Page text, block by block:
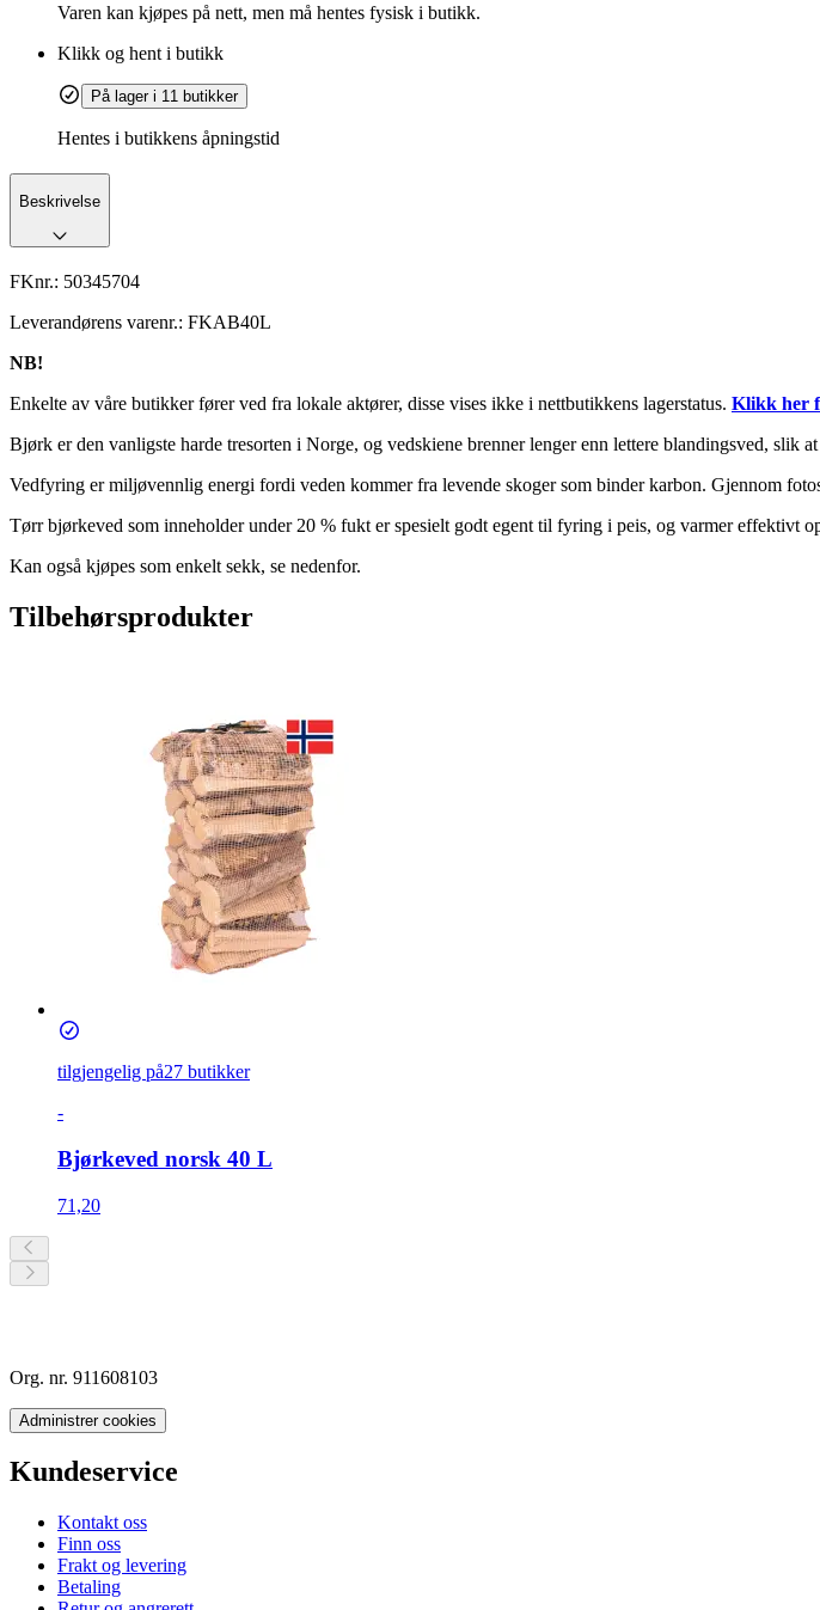
Varen kan kjøpes på nett, men må hentes fysisk i butikk.
Klikk og hent i butikk
På lager i 11 butikker
Hentes i butikkens åpningstid
Beskrivelse
FKnr.: 50345704
Leverandørens varenr.: FKAB40L
NB!
Enkelte av våre butikker fører ved fra lokale aktører, disse vises ikke i nettbutikkens lagerstatus. Klikk her
Bjørk er den vanligste harde tresorten i Norge, og vedskiene brenner lenger enn lettere blandingsved, slik
Vedfyring er miljøvennlig energi fordi veden kommer fra levende skoger som binder karbon. Gjennom
Tørr bjørkeved som inneholder under 20 % fukt er spesielt godt egent til fyring i peis, og varmer effektivt
Kan også kjøpes som enkelt sekk, se nedenfor.
Tilbehørsprodukter
tilgjengelig på27 butikker
-
Bjørkeved norsk 40 L
71,20
Org. nr. 911608103
Administrer cookies
Kundeservice
Kontakt oss
Finn oss
Frakt og levering
Betaling